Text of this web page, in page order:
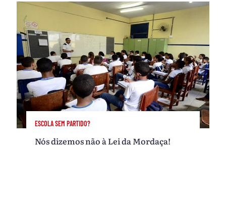
ESCOLA SEM PARTIDO?
Nós dizemos não à Lei da Mordaça!